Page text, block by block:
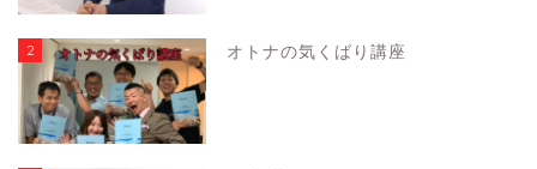
2 オトナの気くばり講座